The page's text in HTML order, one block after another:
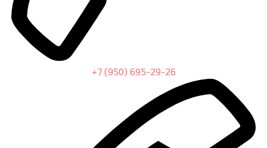
+7 (950) 695-29-26